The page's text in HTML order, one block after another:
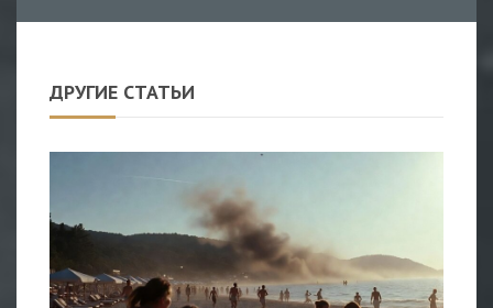
ДРУГИЕ СТАТЬИ